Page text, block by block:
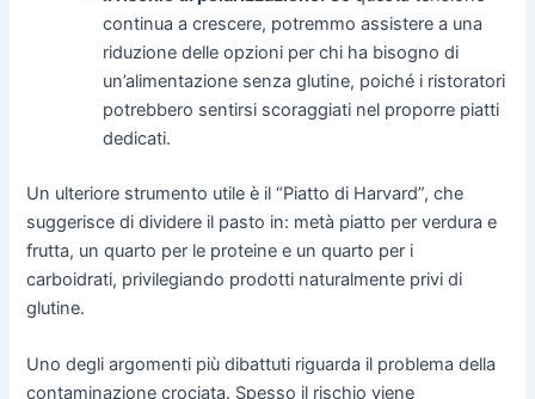
continua a crescere, potremmo assistere a una
riduzione delle opzioni per chi ha bisogno di
un’alimentazione senza glutine, poiché i ristoratori
potrebbero sentirsi scoraggiati nel proporre piatti
dedicati.
Un ulteriore strumento utile è il “Piatto di Harvard”, che
suggerisce di dividere il pasto in: metà piatto per verdura e
frutta, un quarto per le proteine e un quarto per i
carboidrati, privilegiando prodotti naturalmente privi di
glutine.
Uno degli argomenti più dibattuti riguarda il problema della
contaminazione crociata. Spesso il rischio viene